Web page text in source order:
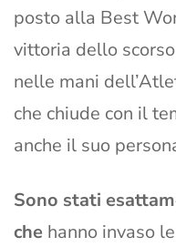
posto alla Best
vittoria dello
nelle mani
che chiude con il
anche il suo
Sono stati
che hanno invaso